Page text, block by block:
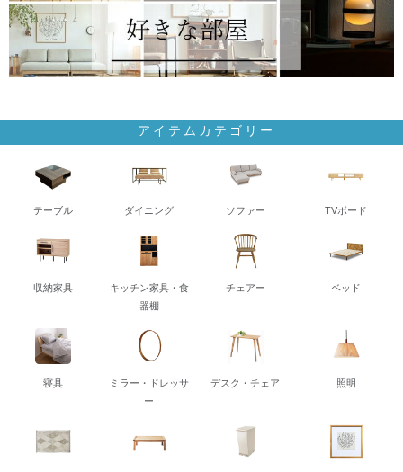
アイテムカテゴリー
テーブル ダイニング ソファー TVボード
収納家具
キッチン家具・食
器棚
チェアー ベッド
寝具
ミラー・ドレッサ
ー
デスク・チェア 照明